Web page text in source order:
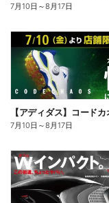
7月10日 ～8月17日
7月10日 ～8月17日